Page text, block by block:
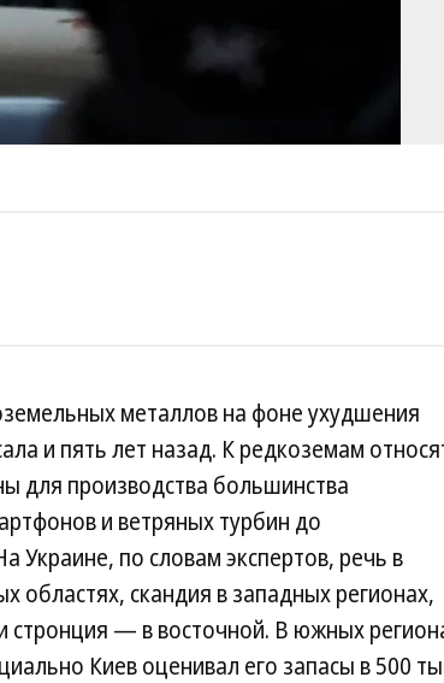
металлов на фоне ухудшения
и пять лет назад. К редкоземам
для производства большинства
и ветряных турбин до
Украине, по словам экспертов, речь в
областях, скандия в западных регионах,
стронция — в восточной. В южных
Киев оценивал его запасы в 500